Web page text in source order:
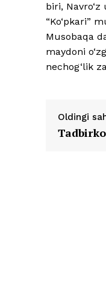
biri,
“Ko‘pkari”
Musobaqa
maydoni
nechog‘lik
Oldingi